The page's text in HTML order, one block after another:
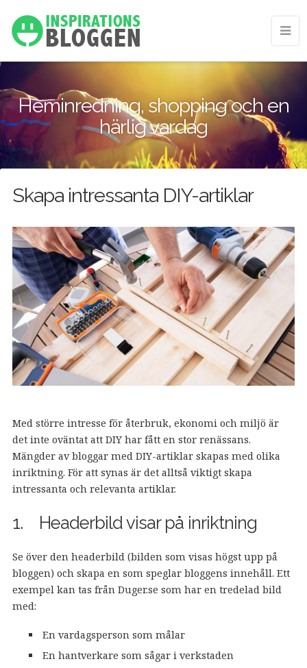
Heminredning, shopping och en
härlig vardag
Skapa intressanta DIY-artiklar
Med större intresse för återbruk, ekonomi och miljö är
det inte oväntat att DIY har fått en stor renässans.
Mängder av bloggar med DIY-artiklar skapas med olika
inriktning. För att synas är det alltså viktigt skapa
intressanta och relevanta artiklar.
1. Headerbild visar på inriktning
Se över den headerbild (bilden som visas högst upp på
bloggen) och skapa en som speglar bloggens innehåll. Ett
exempel kan tas från Duger.se som har en tredelad bild
med:
En vardagsperson som målar
En hantverkare som sågar i verkstaden